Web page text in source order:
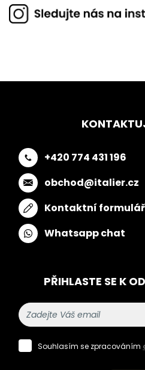
+420 774 431 196
obchod@italier.cz
Kontaktní formulář
Whatsapp chat
PŘIHLASTE SE K
Souhlasím se zpracováním